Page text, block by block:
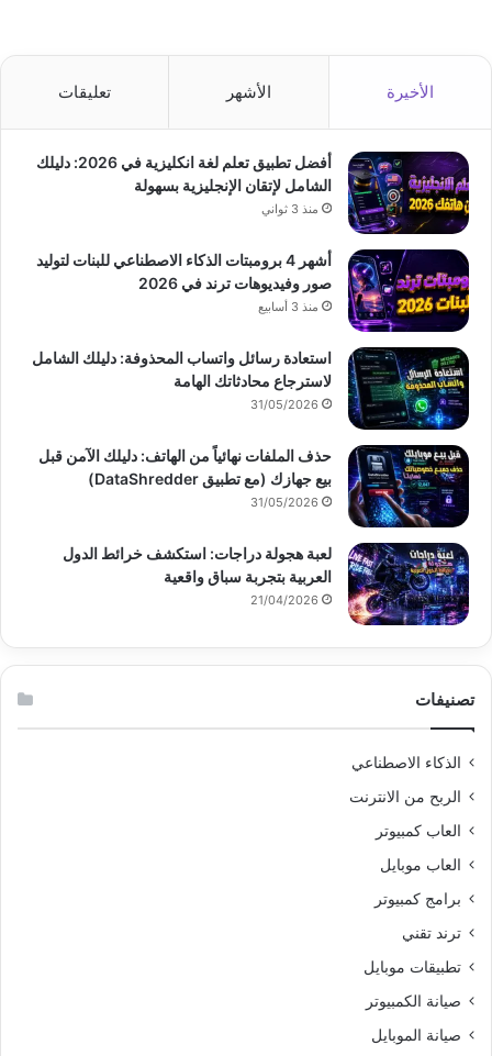
الأخيرة الأشهر تعليقات
أفضل تطبيق تعلم لغة انكليزية في 2026: دليلك
الشامل لإتقان الإنجليزية بسهولة
منذ 3 ثواني
أشهر 4 برومبتات الذكاء الاصطناعي للبنات لتوليد
صور وفيديوهات ترند في 2026
منذ 3 أسابيع
استعادة رسائل واتساب المحذوفة: دليلك الشامل
لاسترجاع محادثاتك الهامة
31/05/2026
حذف الملفات نهائياً من الهاتف: دليلك الآمن قبل
بيع جهازك (مع تطبيق DataShredder)
31/05/2026
لعبة هجولة دراجات: استكشف خرائط الدول
العربية بتجربة سباق واقعية
21/04/2026
تصنيفات
الذكاء الاصطناعي
الربح من الانترنت
العاب كمبيوتر
العاب موبايل
برامج كمبيوتر
ترند تقني
تطبيقات موبايل
صيانة الكمبيوتر
صيانة الموبايل